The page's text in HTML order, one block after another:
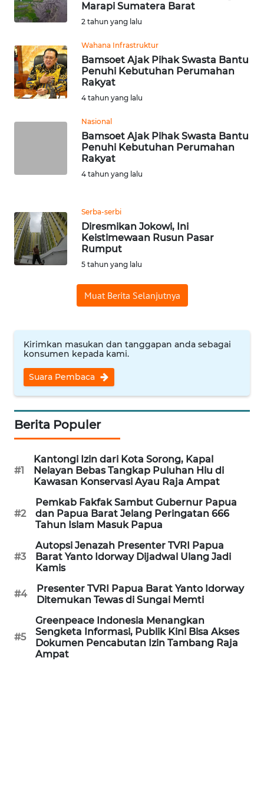
Marapi Sumatera Barat
2 tahun yang lalu
Wahana Infrastruktur
Bamsoet Ajak Pihak Swasta Bantu
Penuhi Kebutuhan Perumahan
Rakyat
4 tahun yang lalu
Nasional
Bamsoet Ajak Pihak Swasta Bantu
Penuhi Kebutuhan Perumahan
Rakyat
4 tahun yang lalu
Serba-serbi
Diresmikan Jokowi, Ini
Keistimewaan Rusun Pasar
Rumput
5 tahun yang lalu
Muat Berita Selanjutnya
Kirimkan masukan dan tanggapan anda sebagai
konsumen kepada kami.
Suara Pembaca
Berita Populer
#1
Kantongi Izin dari Kota Sorong, Kapal
Nelayan Bebas Tangkap Puluhan Hiu di
Kawasan Konservasi Ayau Raja Ampat
#2
Pemkab Fakfak Sambut Gubernur Papua
dan Papua Barat Jelang Peringatan 666
Tahun Islam Masuk Papua
#3
Autopsi Jenazah Presenter TVRI Papua
Barat Yanto Idorway Dijadwal Ulang Jadi
Kamis
#4
Presenter TVRI Papua Barat Yanto Idorway
Ditemukan Tewas di Sungai Memti
#5
Greenpeace Indonesia Menangkan
Sengketa Informasi, Publik Kini Bisa Akses
Dokumen Pencabutan Izin Tambang Raja
Ampat
WN
WN
JAMBI
SULTRA
SULTENG
WN
SULBAR
WN
SUMBAR
WN
SUMSEL
BENGKULU
WN
LAMPUNG
WN
JATENG
WN
NUSANTARA
WN
JOGJA
WN
JATIM